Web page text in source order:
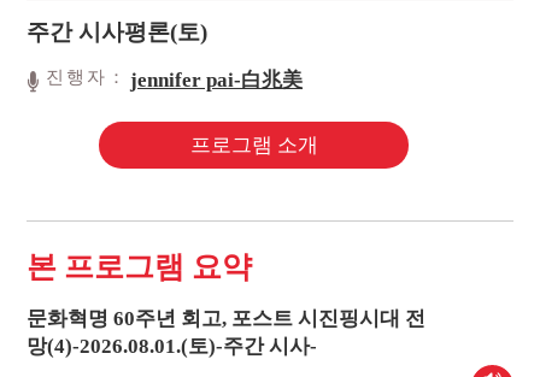
주간 시사평론(토)
진행자： jennifer pai-白兆美
프로그램 소개
본 프로그램 요약
문화혁명 60주년 회고, 포스트 시진핑시대 전
망(4)-2026.08.01.(토)-주간 시사-